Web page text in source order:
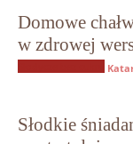
Domowe
w zdrowej
Słodkie